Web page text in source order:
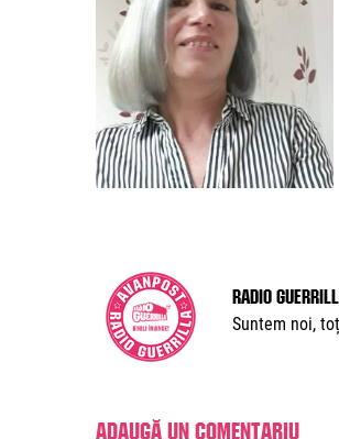
Radio
Suntem noi,
Adaugă un comentariu